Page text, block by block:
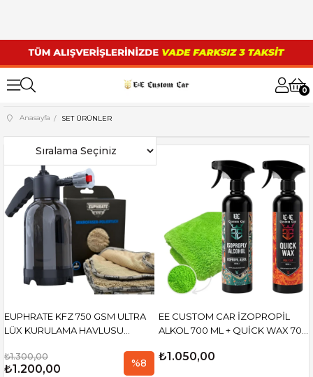
0
Anasayfa SET ÜRÜNLER
EUPHRATE KFZ 750 GSM ULTRA
LÜX KURULAMA HAVLUSU
₺1.300,00
₺1.200,00 %8
EE CUSTOM CAR İZOPROPİL
ALKOL 700 ML + QUİCK WAX 700
₺1.050,00